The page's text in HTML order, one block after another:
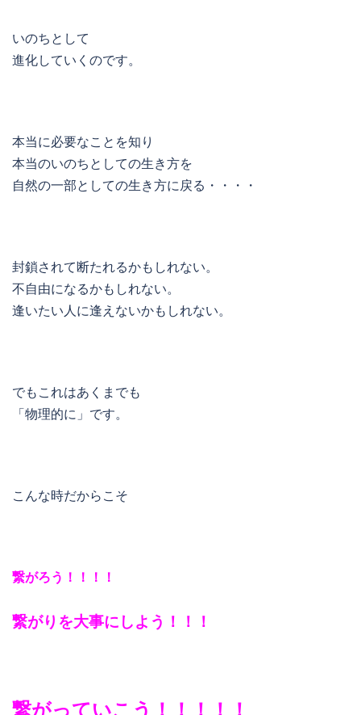
いのちとして
進化していくのです。
本当に必要なことを知り
本当のいのちとしての生き方を
自然の一部としての生き方に戻る・・・・
封鎖されて断たれるかもしれない。
不自由になるかもしれない。
逢いたい人に逢えないかもしれない。
でもこれはあくまでも
「物理的に」です。
こんな時だからこそ
繋がろう！！！！
繋がりを大事にしよう！！！
繋がっていこう！！！！！